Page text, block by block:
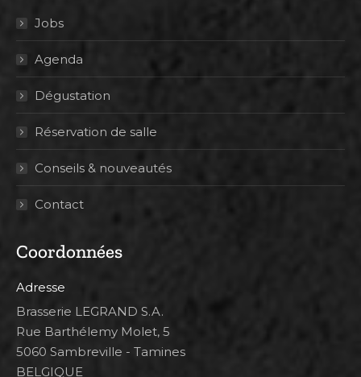
Jobs
Agenda
Dégustation
Réservation de salle
Conseils & nouveautés
Contact
Coordonnées
Adresse
Brasserie LEGRAND S.A.
Rue Barthélemy Molet, 5
5060 Sambreville - Tamines
BELGIQUE